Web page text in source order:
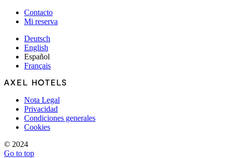
Contacto
Mi reserva
Deutsch
English
Español
Français
Nota Legal
Privacidad
Condiciones generales
Cookies
© 2024
Go to top